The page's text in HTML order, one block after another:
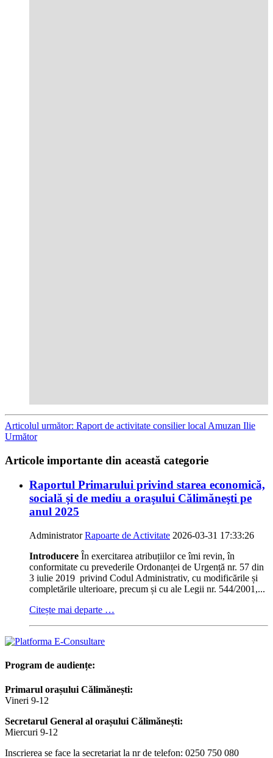
Articolul următor: Raport de activitate consilier local Amuzan Ilie
Următor
Articole importante din această categorie
Raportul Primarului privind starea economică,
socială şi de mediu a oraşului Călimăneşti pe
anul 2025
AdministratorRapoarte de Activitate 2026-03-31 17:33:26
Introducere În exercitarea atribuțiilor ce îmi revin, în
conformitate cu prevederile Ordonanței de Urgență nr. 57 din
3 iulie 2019 privind Codul Administrativ, cu modificările și
completările ulterioare, precum și cu ale Legii nr. 544/2001,...
Citește mai departe …
Program de audiențe:
Primarul orașului Călimănești:
Vineri 9-12
Secretarul General al orașului Călimănești:
Miercuri 9-12
Inscrierea se face la secretariat la nr de telefon: 0250 750 080